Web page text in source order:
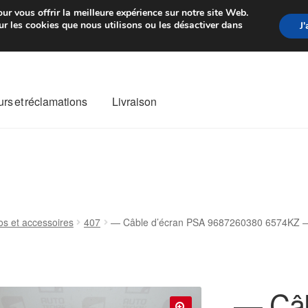
de 7 EUR Du lundi au
et réclamations Livraison
et accessoires 407 — Câble d’écran PSA 9687260380 6574KZ
vous offrir la meilleure expérience sur notre site Web.
les cookies que nous utilisons ou les désactiver dans